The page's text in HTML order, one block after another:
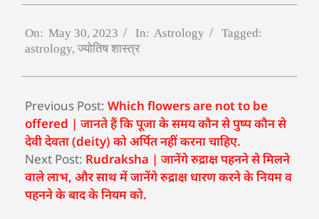
On: May 30, 2023 In: Astrology
Tagged:
astrology, ज्योतिष शास्त्र
Previous Post: Which flowers are not to be
offered | जानते हैं कि पूजा के समय कौन से पुष्प कौन से
देवी देवता (deity) को अर्पित नहीं करना चाहिए.
Next Post: Rudraksha | जानेंगे रुद्राक्ष पहनने से मिलने
वाले लाभ, और साथ में जानेंगे रुद्राक्ष धारण करने के नियम व
पहनने के बाद के नियम को.